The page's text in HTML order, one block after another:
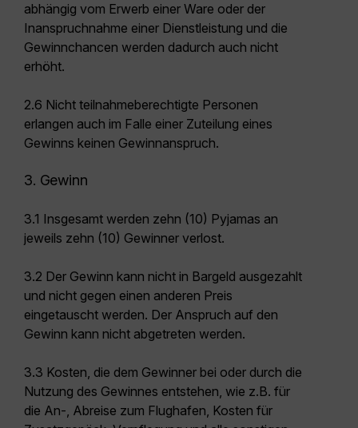
abhängig vom Erwerb einer Ware oder der
Inanspruchnahme einer Dienstleistung und die
Gewinnchancen werden dadurch auch nicht
erhöht.
2.6 Nicht teilnahmeberechtigte Personen
erlangen auch im Falle einer Zuteilung eines
Gewinns keinen Gewinnanspruch.
3. Gewinn
3.1 Insgesamt werden zehn (10) Pyjamas an
jeweils zehn (10) Gewinner verlost.
3.2 Der Gewinn kann nicht in Bargeld ausgezahlt
und nicht gegen einen anderen Preis
eingetauscht werden. Der Anspruch auf den
Gewinn kann nicht abgetreten werden.
3.3 Kosten, die dem Gewinner bei oder durch die
Nutzung des Gewinnes entstehen, wie z.B. für
die An-, Abreise zum Flughafen, Kosten für